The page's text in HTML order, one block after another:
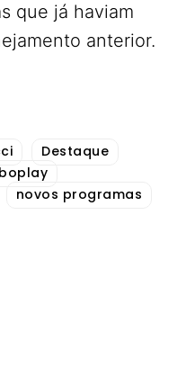
que já haviam
anterior.
Destaque
novos programas